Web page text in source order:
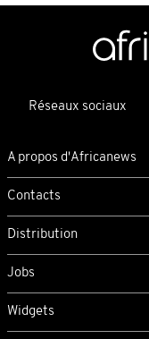
Réseaux sociaux
A propos d'Africanews
Contacts
Distribution
Jobs
Widgets